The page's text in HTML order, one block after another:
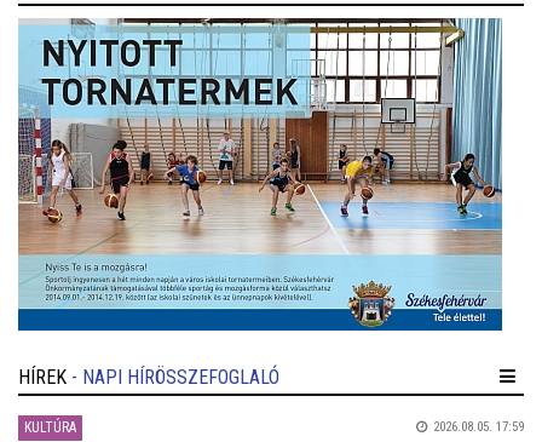
HÍREK - NAPI HÍRÖSSZEFOGLALÓ
KULTÚRA 2026.08.05. 17:59